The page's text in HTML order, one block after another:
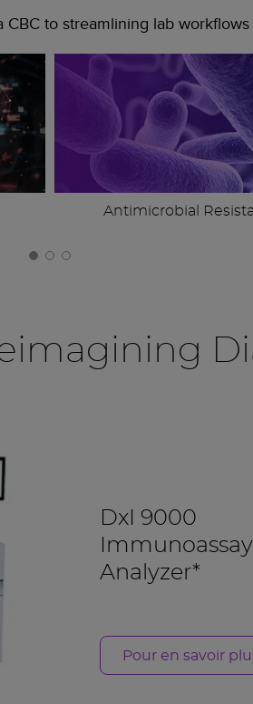
to streamlining lab
Antimicrobial
DxI 9000
Immunoassay
Analyzer*
Pour en savoir